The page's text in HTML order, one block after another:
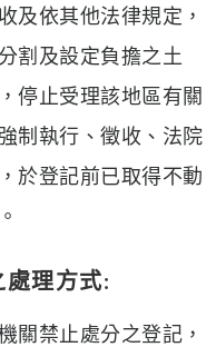
及依其他法律規定，
割及設定負擔之土
停止受理該地區有關
制執行、徵收、法院
於登記前已取得不動
處理方式:
關禁止處分之登記，